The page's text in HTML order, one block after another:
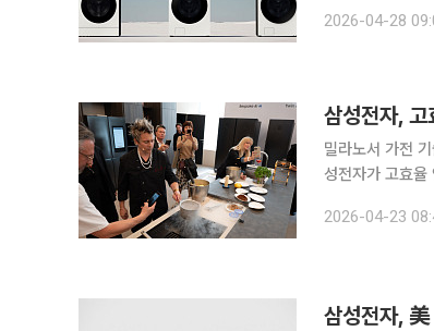
2026-04-28
삼성전자,
밀라노서 가전
성전자가 고효율
전자는 21일(현
2026-04-23
삼성전자,